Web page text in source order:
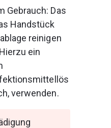
Gebrauch: Das
Handstück
reinigen
ein
verwenden.